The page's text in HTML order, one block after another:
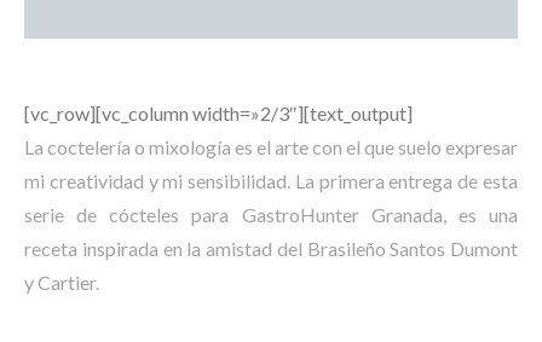
[vc_row][vc_column width=»2/3″][text_output]
La coctelería o mixología es el arte con el que suelo expresar
mi creatividad y mi sensibilidad. La primera entrega de esta
serie de cócteles para GastroHunter Granada, es una
receta inspirada en la amistad del Brasileño Santos Dumont
y Cartier.